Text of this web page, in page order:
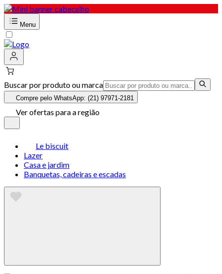
Menu
Buscar por produto ou marca
Compre pelo WhatsApp: (21) 97971-2181
Ver ofertas para a região
Le biscuit
Lazer
Casa e jardim
Banquetas, cadeiras e escadas